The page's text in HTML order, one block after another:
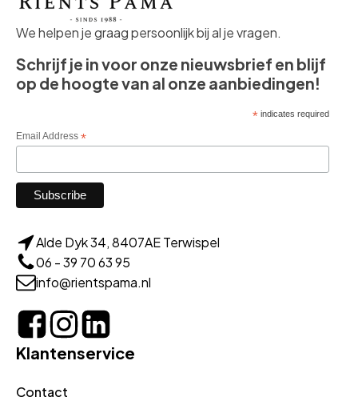
We helpen je graag persoonlijk bij al je vragen.
Schrijf je in voor onze nieuwsbrief en blijf
op de hoogte van al onze aanbiedingen!
*indicates required
Email Address *
Alde Dyk 34, 8407AE Terwispel
06 - 39 70 63 95
info@rientspama.nl
Klantenservice
Contact